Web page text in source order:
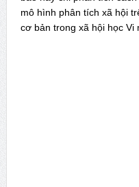
mô hình phân tích xã hội
cơ bản trong xã hội học Vi